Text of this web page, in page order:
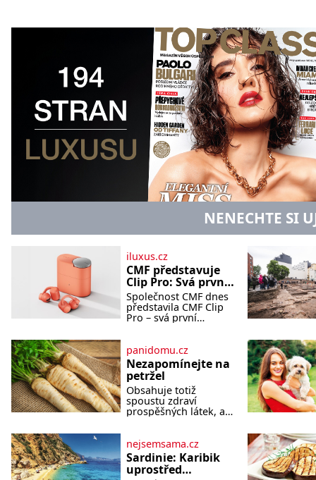
NENECHTE SI
iluxus.cz
CMF představuje
Clip Pro: Svá první
otevřená
sluchátka
Společnost CMF dnes
představila CMF Clip
Pro – svá první
nabídnout zážitek z
poslechu, který působí
stejně přirozeně, jako
zní. CMF Clip Pro jsou
navržena pro lid
panidomu.cz
Nezapomínejte na
petržel
Obsahuje totiž
spoustu zdraví
prospěšných látek, a
tuzemskou
superpotravinu.
Zázrak plný vitaminů V
petrželi najdete
nejsemsama.cz
Sardinie: Karibik
uprostřed